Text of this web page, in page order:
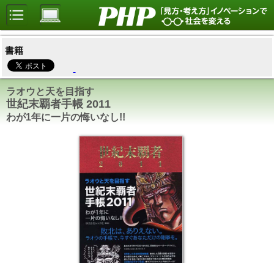
書籍
ラオウと天を目指す
世紀末覇者手帳 2011
わが1年に一片の悔いなし!!